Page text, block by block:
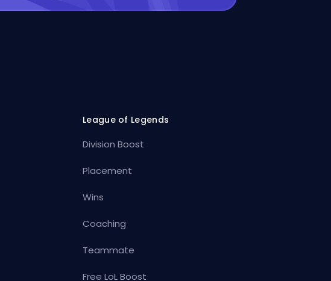
League of Legends
Division Boost
Placement
Wins
Coaching
Teammate
Free LoL Boost